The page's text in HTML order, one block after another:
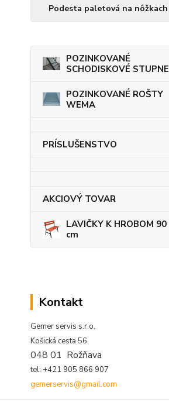
Podesta paletová na nôžkach
POZINKOVANÉ
SCHODISKOVÉ STUPNE
POZINKOVANÉ ROŠTY
WEMA
PRÍSLUŠENSTVO
AKCIOVÝ TOVAR
LAVIČKY K HROBOM 90
cm
Kontakt
Gemer servis s.r.o.
Košická cesta 56
048 01 Rožňava
tel: +421 905 866 907
gemerservis@gmail.com